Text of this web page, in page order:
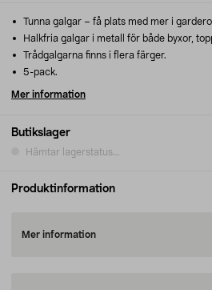
Butikslager
Hämtar lagerstatus...
Tunna galgar – få plats med mer i
Halkfria galgar i metall för både byxor,
Trådgalgarna finns i flera färger.
5-pack.
Mer information
Produktinformation
Mer information